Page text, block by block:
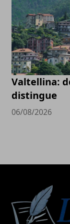
Valtellina:
distingue
06/08/2026